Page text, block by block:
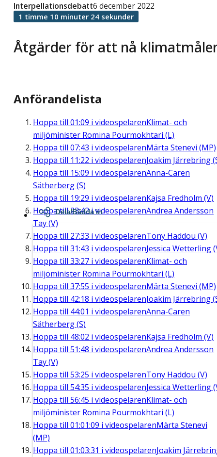
Åtgärder för att nå
Interpellationsdebatt6 december 2022
1 timme 10 minuter 24 sekunder
Anförandelista
Hoppa till 01:09 i videospelarenKlimat- och
miljöminister Romina Pourmokhtari (L)
Hoppa till 07:43 i videospelarenMärta Stenevi (MP)
Hoppa till 11:22 i videospelarenJoakim Järrebring
Hoppa till 15:09 i videospelarenAnna-Caren
Sätherberg (S)
Hoppa till 19:29 i videospelarenKajsa Fredholm (V)
Hoppa till23:42i videospelarenAndrea Andersson
Tay (V)
Hoppa till 27:33 i videospelarenTony Haddou (V)
Hoppa till 31:43 i videospelarenJessica Wetterling
Hoppa till 33:27 i videospelarenKlimat- och
miljöminister Romina Pourmokhtari (L)
Hoppa till 37:55 i videospelarenMärta Stenevi (MP)
Hoppa till 42:18 i videospelarenJoakim Järrebring
Hoppa till 44:01 i videospelarenAnna-Caren
Sätherberg (S)
Hoppa till 48:02 i videospelarenKajsa Fredholm (V)
Hoppa till 51:48 i videospelarenAndrea Andersson
Tay (V)
Hoppa till 53:25 i videospelarenTony Haddou (V)
Hoppa till 54:35 i videospelarenJessica Wetterling
Hoppa till 56:45 i videospelarenKlimat- och
miljöminister Romina Pourmokhtari (L)
Hoppa till 01:01:09 i videospelarenMärta Stenevi
(MP)
Hoppa till 01:03:31 i videospelarenJoakim
Dela/Bädda in